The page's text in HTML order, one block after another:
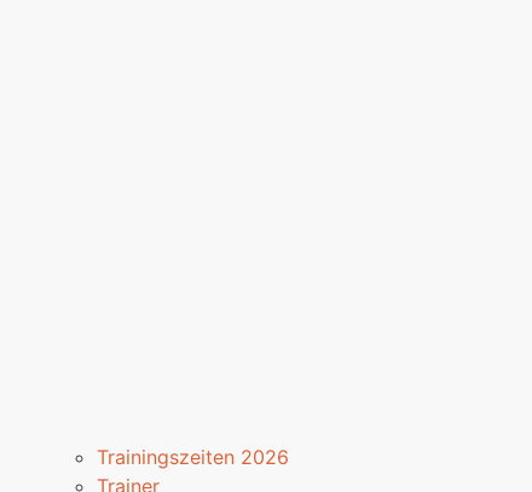
Trainingszeiten 2026
Trainer